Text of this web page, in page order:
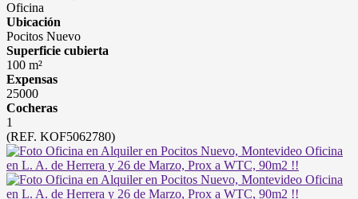
Oficina
Ubicación
Pocitos Nuevo
Superficie cubierta
100 m²
Expensas
25000
Cocheras
1
(REF. KOF5062780)